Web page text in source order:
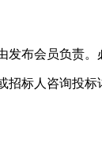
布会员负责。
标人咨询投